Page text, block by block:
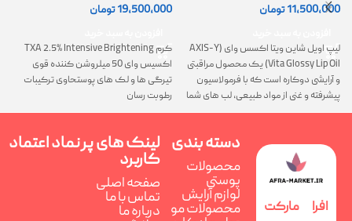
11,500,000تومان
لیپ اویل شاین ویتا اکسس وای (AXIS-Y
Vita Glossy Lip Oil) یک محصول مراقبتی
و آرایشی دوکاره است که با فرمولاسیون
پیشرفته و غنی از مواد طبیعی، لب های شما
را همزمان ترمیم، تغذیه و فوق العاده
19,500,000تومان
کرم TXA 2.5% Intensive Brightening
اکسیس وای 50 میلروشن کننده قوی
تیرگی ها و لک های پوستحاوی ترکیبات
رطوبت رسان
افرا مارکت
دسته بندی
محصولات
پوستی
لوازم آرایش
محصولات مو
لینک های پر
کاربرد
صفحه اصلی
تماس با ما
درباره ما
نماد اعتماد